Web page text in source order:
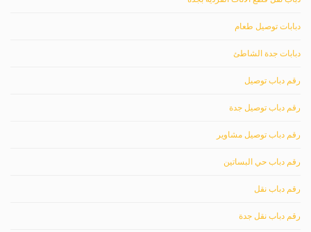
دبابات توصيل طعام
دبابات جدة الشاطئ
رقم دباب توصيل
رقم دباب توصيل جدة
رقم دباب توصيل مشاوير
رقم دباب حي البساتين
رقم دباب نقل
رقم دباب نقل جدة